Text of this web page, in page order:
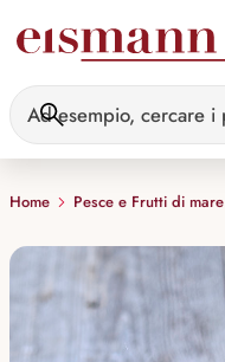
Home Pesce e Frutti di mare